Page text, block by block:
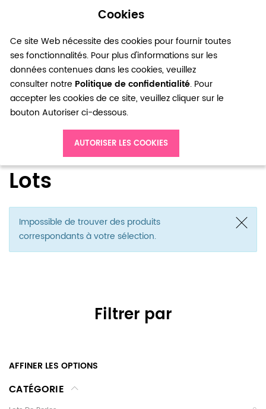
Cookies
Ce site Web nécessite des cookies pour fournir toutes
ses fonctionnalités. Pour plus d'informations sur les
données contenues dans les cookies, veuillez
consulter notre Politique de confidentialité. Pour
accepter les cookies de ce site, veuillez cliquer sur le
bouton Autoriser ci-dessous.
AUTORISER LES COOKIES
0
Lots
Impossible de trouver des produits
correspondants à votre sélection.
Filtrer par
AFFINER LES OPTIONS
CATÉGORIE